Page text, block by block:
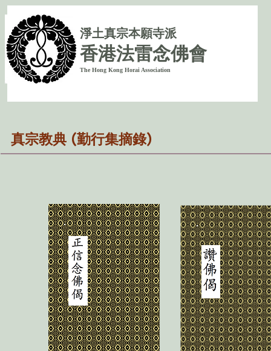
淨土真宗本願寺派
香港法雷念佛會
The Hong Kong Horai Association
真宗教典 (勤行集摘錄)